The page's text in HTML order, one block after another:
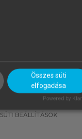
MI – ÁLTALÁNOS
SÜTI BEÁLLÍTÁSOK
Összes süti
elfogadása
Powered by